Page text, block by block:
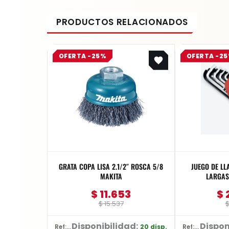
OFERTA -25%
GRATA COPA LISA 2.1/2″ ROSCA 5/8
MAKITA
$15.537
Original
price
was:
$ 15.537.
$ 11.653
Current
price
is:
$ 11.653.
Ref: D-26515Disponibilidad: 20 disp.
OFERTA -
JUEGO DE
$
$
Ref: YT-5836